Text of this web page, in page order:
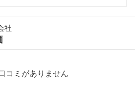
社
コミがありません